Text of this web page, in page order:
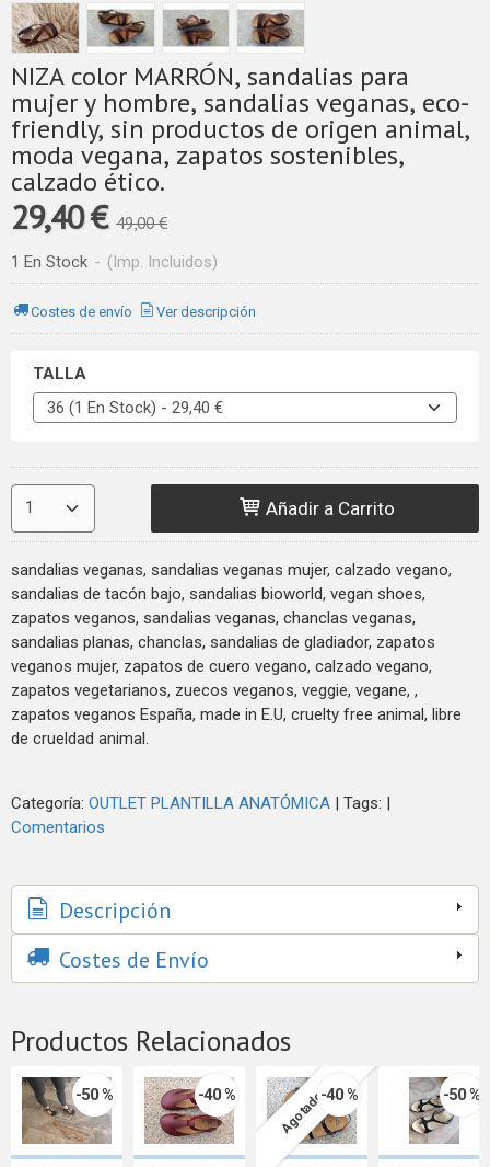
NIZA color MARRÓN, sandalias para
mujer y hombre, sandalias veganas, eco-
friendly, sin productos de origen animal,
moda vegana, zapatos sostenibles,
calzado ético.
29,40 € 49,00 €
1 En Stock - (Imp. Incluidos)
Costes de envío Ver descripción
TALLA
Añadir a Carrito
sandalias veganas, sandalias veganas mujer, calzado vegano,
sandalias de tacón bajo, sandalias bioworld, vegan shoes,
zapatos veganos, sandalias veganas, chanclas veganas,
sandalias planas, chanclas, sandalias de gladiador, zapatos
veganos mujer, zapatos de cuero vegano, calzado vegano,
zapatos vegetarianos, zuecos veganos, veggie, vegane, ,
zapatos veganos España, made in E.U, cruelty free animal, libre
de crueldad animal.
Categoría: OUTLET PLANTILLA ANATÓMICA | Tags: |
Comentarios
Descripción
Costes de Envío
Productos Relacionados
-50 % -40 % Agotado-40 % -50 %